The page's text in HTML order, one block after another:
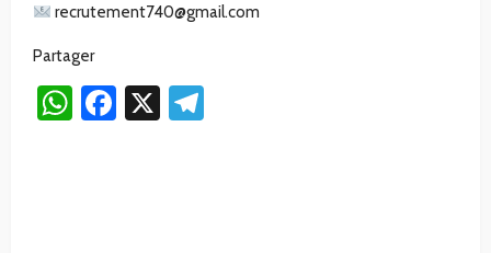
recrutement740@gmail.com
Partager
WhatsApp
Facebook
X